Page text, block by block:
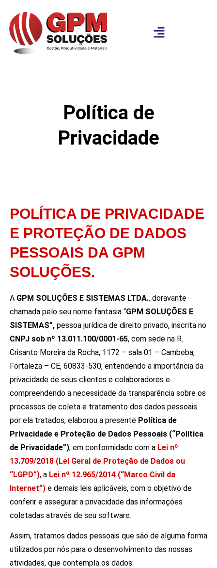
Política de
Privacidade
POLÍTICA DE PRIVACIDADE
E PROTEÇÃO DE DADOS
PESSOAIS DA GPM
SOLUÇÕES.
A GPM SOLUÇÕES E SISTEMAS LTDA., doravante
chamada pelo seu nome fantasia “GPM SOLUÇÕES E
SISTEMAS”, pessoa jurídica de direito privado, inscrita no
CNPJ sob nº 13.011.100/0001-65, com sede na R.
Crisanto Moreira da Rocha, 1172 – sala 01 – Cambeba,
Fortaleza – CE, 60833-530, entendendo a importância da
privacidade de seus clientes e colaboradores e
compreendendo a necessidade da transparência sobre os
processos de coleta e tratamento dos dados pessoais
por ela tratados, elaborou a presente Política de
Privacidade e Proteção de Dados Pessoais (“Política
de Privacidade”), em conformidade com a Lei nº
13.709/2018 (Lei Geral de Proteção de Dados ou
“LGPD”), a Lei nº 12.965/2014 (“Marco Civil da
Internet”) e demais leis aplicáveis, com o objetivo de
conferir e assegurar a privacidade das informações
coletadas através de seu software.
Assim, tratamos dados pessoais que são de alguma forma
utilizados por nós para o desenvolvimento das nossas
atividades, que contempla os dados: